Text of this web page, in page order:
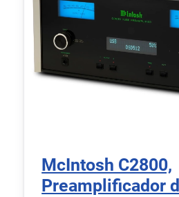
McIntosh C2800,
Preamplificador